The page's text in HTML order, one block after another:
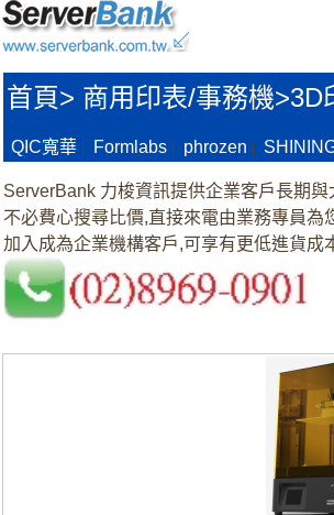
首頁> 商用印表/事務機>3D
QIC寬華 Formlabs phrozen
ServerBank 力梭資訊提供企業客戶長期與
不必費心搜尋比價,直接來電由業務專員為
加入成為企業機構客戶,可享有更低進貨成